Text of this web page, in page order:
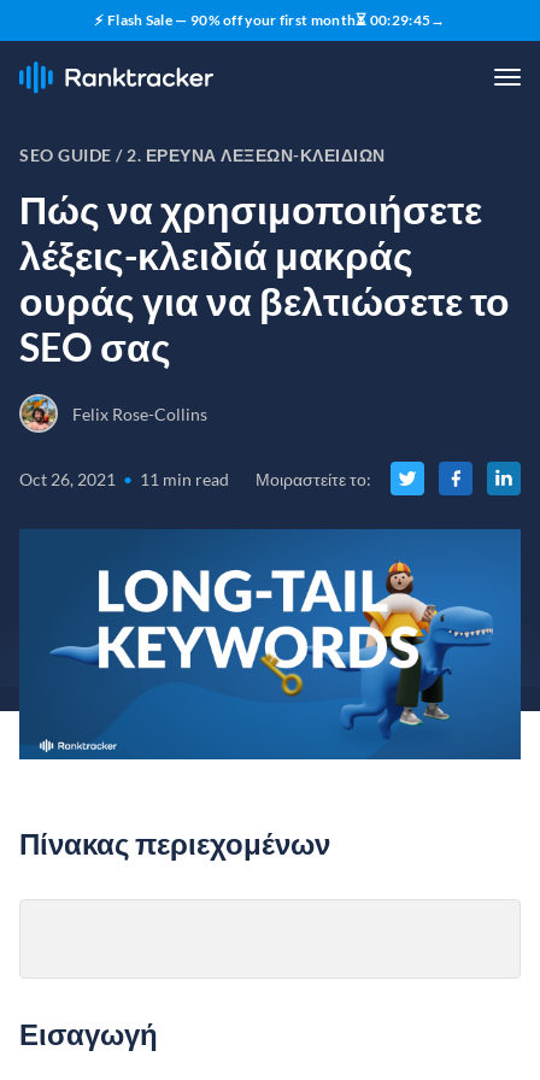
⚡ Flash Sale — 90% off your first month⏳ 00:29:44→
SEO GUIDE / 2. ΈΡΕΥΝΑ ΛΈΞΕΩΝ-ΚΛΕΙΔΙΏΝ
Πώς να χρησιμοποιήσετε
λέξεις-κλειδιά μακράς
ουράς για να βελτιώσετε το
SEO σας
Felix Rose-Collins
Oct 26, 2021 • 11 min read Μοιραστείτε το:
Πίνακας περιεχομένων
Εισαγωγή